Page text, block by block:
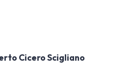
Cicero Scigliano